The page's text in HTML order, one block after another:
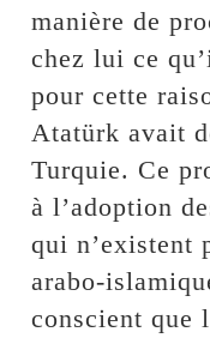
manière de
chez lui ce
pour cette
Atatürk avait
Turquie. Ce
à l’adoption
qui n’existent
arabo-
conscient que